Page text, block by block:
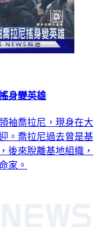
身變英雄
袖喬拉尼，現身在大
。喬拉尼過去曾是基
後來脫離基地組織，
家。